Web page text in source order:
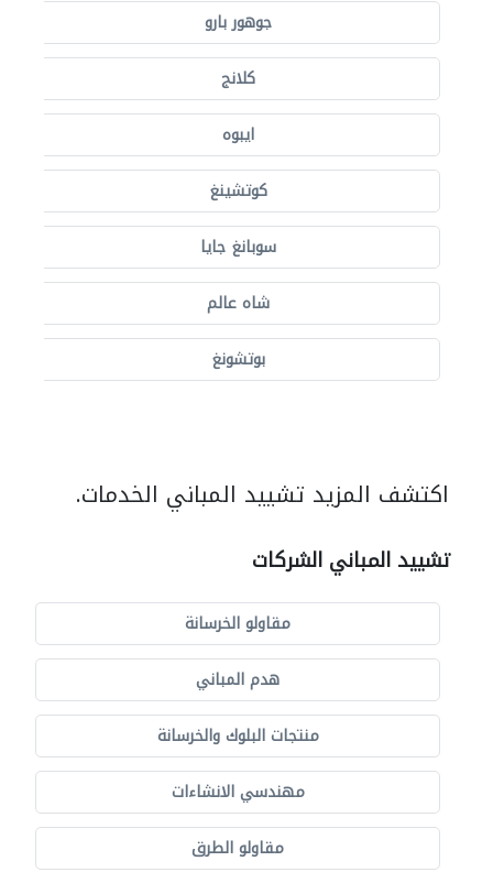
جوهور بارو
كلانج
ايبوه
كوتشينغ
سوبانغ جايا
شاه عالم
بوتشونغ
اكتشف المزيد تشييد المباني الخدمات.
تشييد المباني الشركات
مقاولو الخرسانة
هدم المباني
منتجات البلوك والخرسانة
مهندسي الانشاءات
مقاولو الطرق